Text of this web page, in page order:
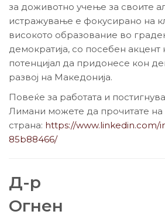
за доживотно учење за своите
истражување е фокусирано на
високото образование во
демократија, со посебен акцент
потенцијал да придонесе кон
развој на Македонија.
Повеќе за работата и
Лимани можете да прочитате на
страна: https://www.linkedin.com/
85b88466/
Д-р
Огнен